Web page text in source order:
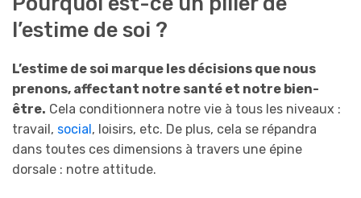
l’estime de soi ?
L’estime de soi marque les décisions que nous
prenons, affectant notre santé et notre bien-
être. Cela conditionnera notre vie à tous les niveaux :
travail, social, loisirs, etc. De plus, cela se répandra
dans toutes ces dimensions à travers une épine
dorsale : notre attitude.